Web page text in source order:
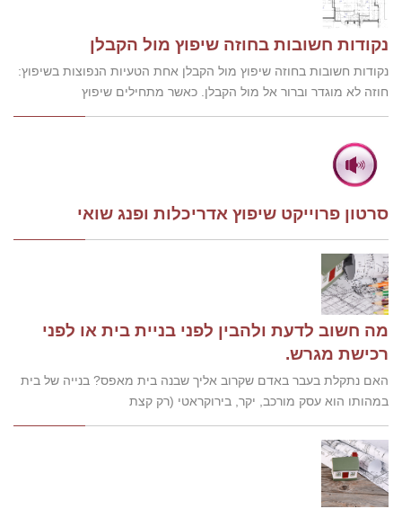
נקודות חשובות בחוזה שיפוץ מול הקבלן
נקודות חשובות בחוזה שיפוץ מול הקבלן אחת הטעיות הנפוצות בשיפוץ:
חוזה לא מוגדר וברור אל מול הקבלן. כאשר מתחילים שיפוץ
סרטון פרוייקט שיפוץ אדריכלות ופנג שואי
מה חשוב לדעת ולהבין לפני בניית בית או לפני
רכישת מגרש.
האם נתקלת בעבר באדם שקרוב אליך שבנה בית מאפס? בנייה של בית
במהותו הוא עסק מורכב, יקר, בירוקראטי (רק קצת